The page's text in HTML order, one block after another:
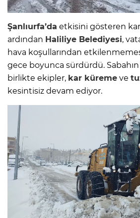
Şanlıurfa’da etkisini gösteren kar
ardından Haliliye Belediyesi,
hava koşullarından
gece boyunca sürdürdü. Sabahın
birlikte ekipler, kar küreme ve
kesintisiz devam ediyor.